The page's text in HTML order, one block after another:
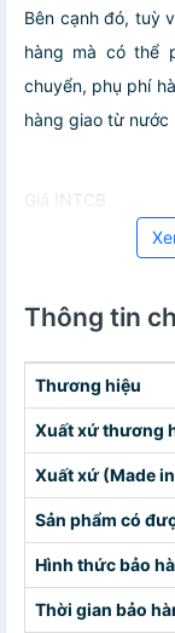
Bên cạnh đó, tuỳ
hàng mà có thể
chuyển, phụ phí
hàng giao từ nước
Giá INTCB
Thông tin
Thương hiệu
Xuất xứ thương
Xuất xứ (Made
Sản phẩm có
Hình thức bảo
Thời gian bảo